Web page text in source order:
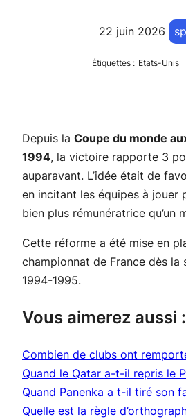
22 juin 2026
Étiquettes : Etats-Unis
Depuis la Coupe du monde
1994, la victoire rapporte 3
auparavant. L’idée était de
en incitant les équipes à jouer
bien plus rémunératrice qu’un
Cette réforme a été mise en
championnat de France dès la
1994-1995.
Vous aimerez aussi :
Combien de clubs ont
Quand le Qatar a-t-il repris le
Quand Panenka a t-il tiré son
Quelle est la règle